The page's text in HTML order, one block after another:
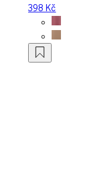
398 Kč